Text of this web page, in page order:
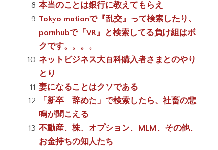
本当のことは銀行に教えてもらえ
Tokyo motionで『乱交』って検索したり、
pornhubで『VR』と検索してる負け組はボ
クです。。。。
ネットビジネス大百科購入者さまとのやり
とり
妻になることはクソである
「新卒 辞めた」で検索したら、社畜の悲
鳴が聞こえる
不動産、株、オプション、MLM、その他、
お金持ちの知人たち